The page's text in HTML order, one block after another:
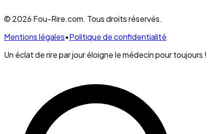
© 2026 Fou-Rire.com. Tous droits réservés.
Mentions légales•Politique de confidentialité
Un éclat de rire par jour éloigne le médecin pour toujours !